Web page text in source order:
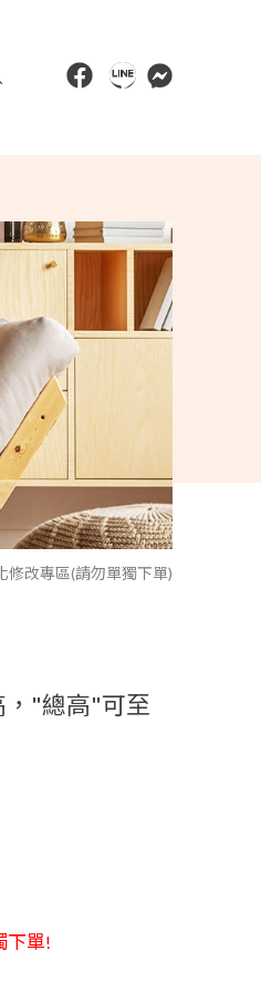
修改專區(請勿單獨下單)
，"總高"可至
下單!